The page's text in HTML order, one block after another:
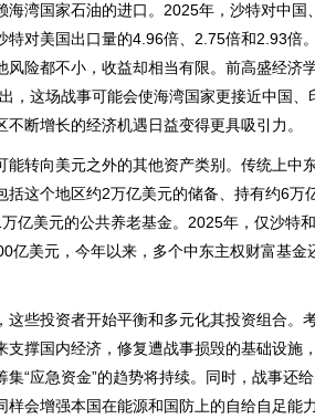
海湾国家石油的进口。2025年，沙特对中国
特对美国出口量的4.96倍、2.75倍和2.93倍
风险都不小，收益却相当有限。前高盛经济
，这场战事可能会使海湾国家更接近中国、
断增长的经济机遇日益变得更具吸引力。
转向美元之外的其他资产类别。传统上中
括这个地区约2万亿美元的储备、持有约6万
亿美元的公共养老基金。2025年，仅沙特
亿美元，今年以来，多个中东主权财富基金
些投资者开始平衡和多元化其投资组合。
支撑国内经济，修复遭战事损毁的基础设施
“应急资金”的趋势将持续。同时，战事还
样会增强本国在能源和国防上的自给自足能